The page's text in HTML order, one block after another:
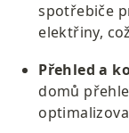
spotřebiče
elektřiny,
Přehled a
domů